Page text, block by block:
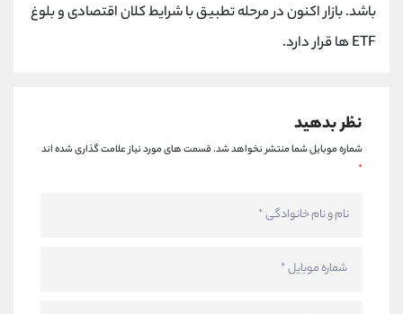
باشد. بازار اکنون در مرحله‌ تطبیق با شرایط کلان اقتصادی و بلوغ
ETF ها قرار دارد.
نظر بدهید
شماره موبایل شما منتشر نخواهد شد.قسمت های مورد نیاز علامت گذاری شده اند
*